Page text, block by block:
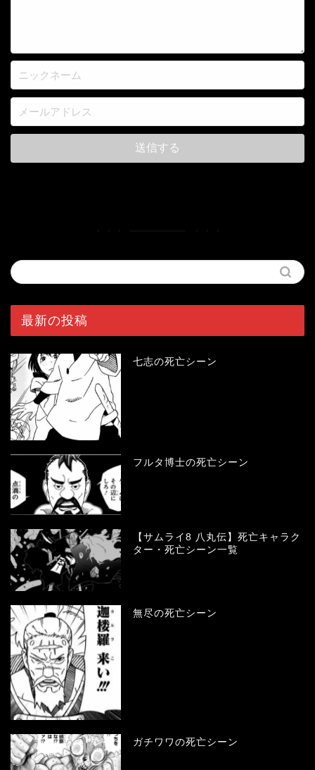
最新の投稿
七志の死亡シーン
フルタ博士の死亡シーン
【サムライ8 八丸伝】死亡キャラク
ター・死亡シーン一覧
無尽の死亡シーン
ガチワワの死亡シーン